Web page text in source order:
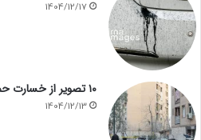
1404/12/17
۱۰ تصویر از خسارت حمله هوایی به خیابان‌های تهران
1404/12/13